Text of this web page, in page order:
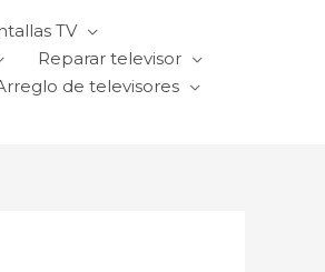
TV
Reparar televisor
de televisores